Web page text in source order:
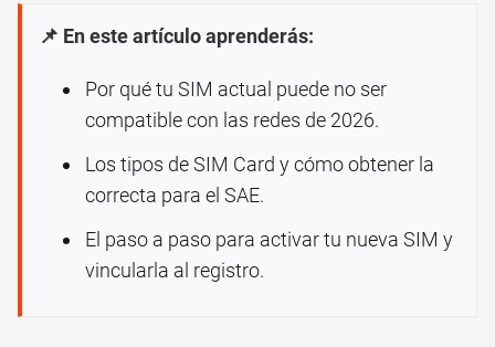
📌 En este artículo aprenderás:
Por qué tu SIM actual puede no ser
compatible con las redes de 2026.
Los tipos de SIM Card y cómo obtener la
correcta para el SAE.
El paso a paso para activar tu nueva SIM y
vincularla al registro.